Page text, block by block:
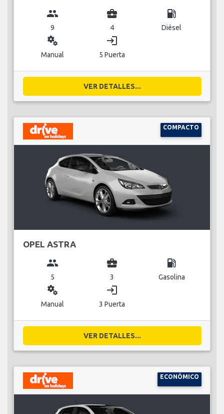
group
9
business_center
4
local_gas_station
Diésel
miscellaneous_services
Manual
login
5 Puerta
VER DETALLES...
COMPACTO
OPEL ASTRA
group
5
business_center
3
local_gas_station
Gasolina
miscellaneous_services
Manual
login
3 Puerta
VER DETALLES...
ECONÓMICO